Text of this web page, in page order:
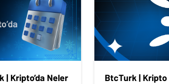
| Kripto’da Neler
BtcTurk |